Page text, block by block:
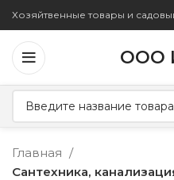
Хозяйтвенные товары и
ООО
Главная
Сантехника,